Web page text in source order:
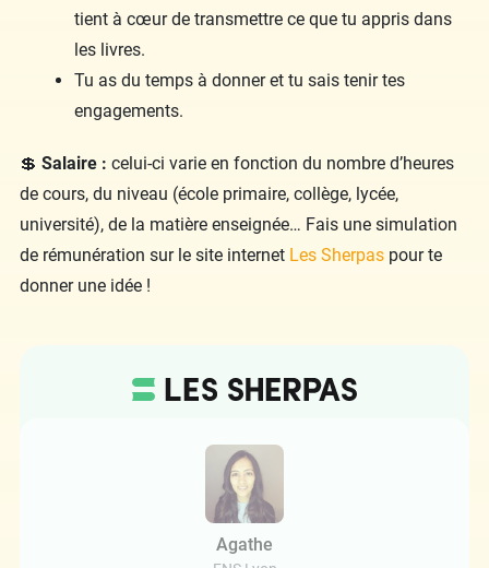
tient à cœur de transmettre ce que tu appris dans
les livres.
Tu as du temps à donner et tu sais tenir tes
engagements.
💲 Salaire : celui-ci varie en fonction du nombre d’heures
de cours, du niveau (école primaire, collège, lycée,
université), de la matière enseignée… Fais une simulation
de rémunération sur le site internet Les Sherpas pour te
donner une idée !
Agathe